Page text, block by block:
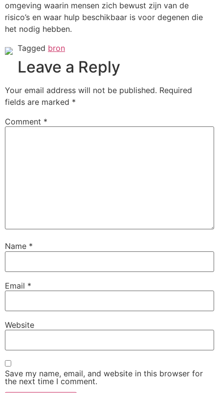
omgeving waarin mensen zich bewust zijn van de
risico’s en waar hulp beschikbaar is voor degenen die
het nodig hebben.
Tagged bron
Leave a Reply
Your email address will not be published. Required
fields are marked *
Comment *
Name *
Email *
Website
Save my name, email, and website in this browser for
the next time I comment.